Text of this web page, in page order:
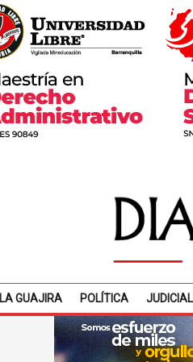
LA GUAJIRA POLÍTICA